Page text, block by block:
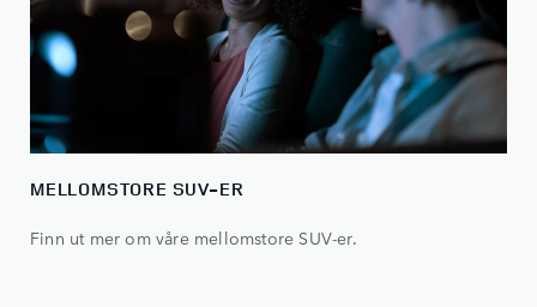
MELLOMSTORE SUV-ER
Finn ut mer om våre mellomstore SUV-er.